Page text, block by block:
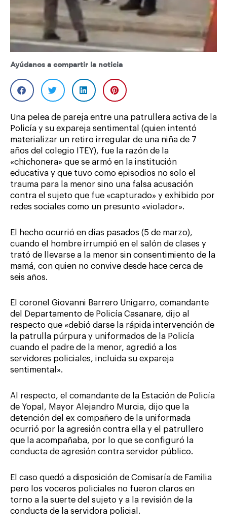
Ayúdanos a compartir la noticia
Una pelea de pareja entre una patrullera activa de la
Policía y su expareja sentimental (quien intentó
materializar un retiro irregular de una niña de 7
años del colegio ITEY), fue la razón de la
«chichonera» que se armó en la institución
educativa y que tuvo como episodios no solo el
trauma para la menor sino una falsa acusación
contra el sujeto que fue «capturado» y exhibido por
redes sociales como un presunto «violador».
El hecho ocurrió en días pasados (5 de marzo),
cuando el hombre irrumpió en el salón de clases y
trató de llevarse a la menor sin consentimiento de la
mamá, con quien no convive desde hace cerca de
seis años.
El coronel Giovanni Barrero Unigarro, comandante
del Departamento de Policía Casanare, dijo al
respecto que «debió darse la rápida intervención de
la patrulla púrpura y uniformados de la Policía
cuando el padre de la menor, agredió a los
servidores policiales, incluida su expareja
sentimental».
Al respecto, el comandante de la Estación de Policía
de Yopal, Mayor Alejandro Murcia, dijo que la
detención del ex compañero de la uniformada
ocurrió por la agresión contra ella y el patrullero
que la acompañaba, por lo que se configuró la
conducta de agresión contra servidor público.
El caso quedó a disposición de Comisaría de Familia
pero los voceros policiales no fueron claros en
torno a la suerte del sujeto y a la revisión de la
conducta de la servidora policial.